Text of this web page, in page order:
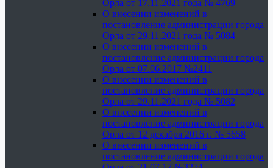
Орла от 17.11.2021 года № 4769
О внесении изменений в
постановление администрации города
Орла от 29.11.2021 года № 5084
О внесении изменений в
постановление администрации города
Орла от 07.06.2017 №2411
О внесении изменений в
постановление администрации города
Орла от 29.11.2021 года № 5082
О внесении изменений в
постановление администрации города
Орла от 12 декабря 2016 г. № 5658
О внесении изменений в
постановление администрации города